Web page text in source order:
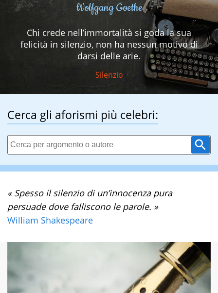
Wolfgang Goethe
Chi crede nell’immortalità si goda la sua
felicità in silenzio, non ha nessun motivo di
darsi delle arie.
Silenzio
Cerca gli aforismi più celebri:
« Spesso il silenzio di un’innocenza pura
persuade dove falliscono le parole. »
William Shakespeare